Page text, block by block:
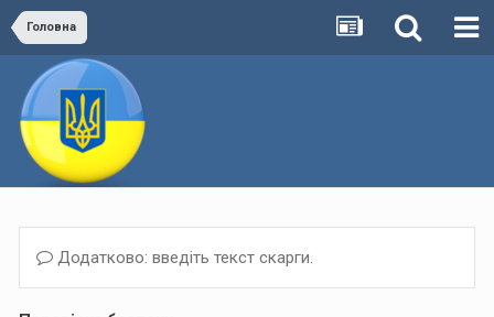
Головна
Додатково: введіть текст скарги.